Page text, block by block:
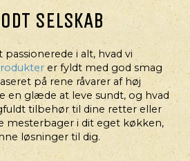
SELSKAB
passionerede i alt, hvad vi
er fyldt med god smag
på rene råvarer af høj
en glæde at leve sundt, og hvad
tilbehør til dine retter eller
mesterbager i dit eget køkken,
løsninger til dig.